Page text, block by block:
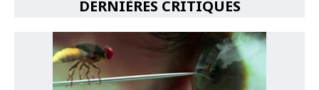
DERNIÈRES CRITIQUES